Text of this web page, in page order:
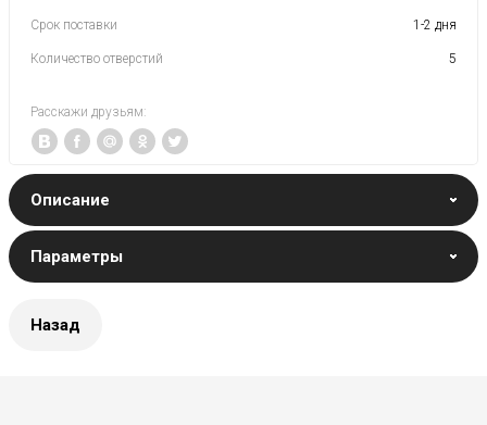
Срок поставки 1-2 дня
Количество отверстий 5
Расскажи друзьям:
Описание
Параметры
Назад